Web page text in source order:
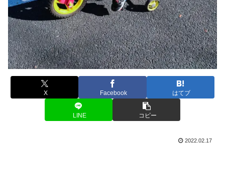
X Facebook はてブ
LINE コピー
2022.02.17